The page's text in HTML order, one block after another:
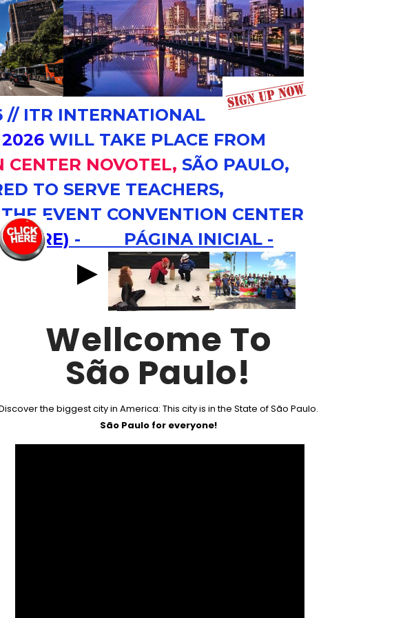
ITR INTERNATIONAL
2026 WILL TAKE PLACE FROM
CENTER NOVOTEL, SÃO PAULO,
TO SERVE TEACHERS,
EVENT CONVENTION CENTER
MORE) - PÁGINA INICIAL -
Wellcome To
São Paulo!
the biggest city in America: This city is in the State of São Paulo.
São Paulo for everyone!